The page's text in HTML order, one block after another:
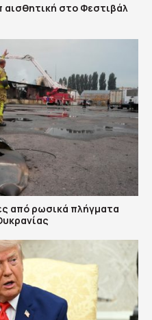
στο Φεστιβάλ
από ρωσικά πλήγματα